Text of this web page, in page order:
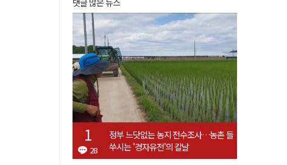
댓글 많은 뉴스
28
정부 느닷없는 농지 전수조사…농촌 들
쑤시는 '경자유전'의 칼날